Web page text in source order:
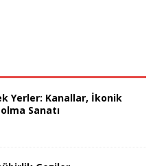
Yerler: Kanallar, İkonik
Sanatı